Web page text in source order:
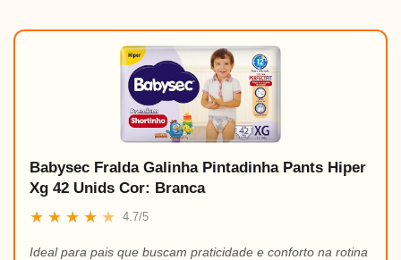
Babysec Fralda Galinha Pintadinha Pants Hiper
Xg 42 Unids Cor: Branca
★ ★ ★ ★ ★ 4.7/5
Ideal para pais que buscam praticidade e conforto na rotina